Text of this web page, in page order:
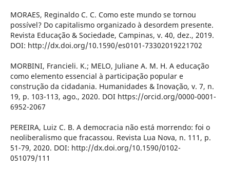
MORAES, Reginaldo C. C. Como este mundo se tornou
possível? Do capitalismo organizado à desordem presente.
Revista Educação & Sociedade, Campinas, v. 40, dez., 2019.
DOI: http://dx.doi.org/10.1590/es0101-73302019221702
MORBINI, Francieli. K.; MELO, Juliane A. M. H. A educação
como elemento essencial à participação popular e
construção da cidadania. Humanidades & Inovação, v. 7, n.
19, p. 103-113, ago., 2020. DOI https://orcid.org/0000-0001-
6952-2067
PEREIRA, Luiz C. B. A democracia não está morrendo: foi o
neoliberalismo que fracassou. Revista Lua Nova, n. 111, p.
51-79, 2020. DOI: http://dx.doi.org/10.1590/0102-
051079/111